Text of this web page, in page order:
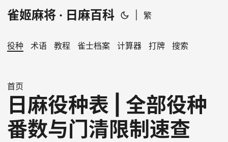
雀姬麻将 · 日麻百科 繁
役种 术语 教程 雀士档案 计算器 打牌 搜索
首页
日麻役种表 | 全部役种
番数与门清限制速查